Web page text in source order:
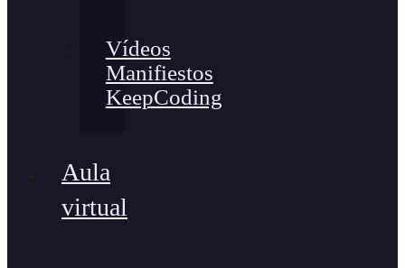
Vídeos
Manifiestos
KeepCoding
Aula
virtual